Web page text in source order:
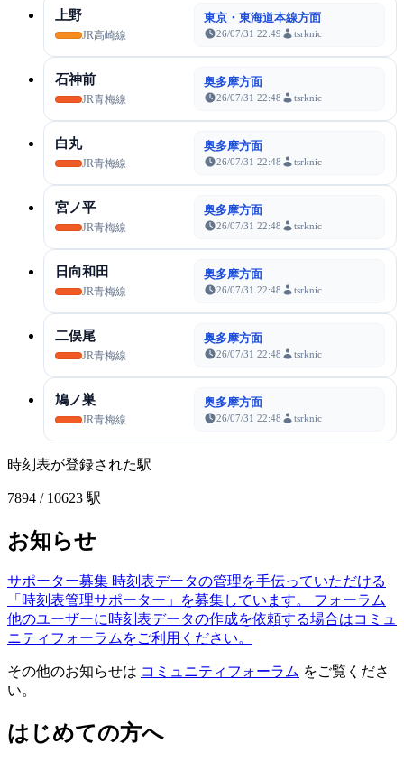
上野
JR高崎線
東京・東海道本線方面
26/07/31 22:49 tsrknic
石神前
JR青梅線
奥多摩方面
26/07/31 22:48 tsrknic
白丸
JR青梅線
奥多摩方面
26/07/31 22:48 tsrknic
宮ノ平
JR青梅線
奥多摩方面
26/07/31 22:48 tsrknic
日向和田
JR青梅線
奥多摩方面
26/07/31 22:48 tsrknic
二俣尾
JR青梅線
奥多摩方面
26/07/31 22:48 tsrknic
鳩ノ巣
JR青梅線
奥多摩方面
26/07/31 22:48 tsrknic
時刻表が登録された駅
7894 / 10623 駅
お知らせ
サポーター募集 時刻表データの管理を手伝っていただける
「時刻表管理サポーター」を募集しています。
フォーラム
他のユーザーに時刻表データの作成を依頼する場合はコミュ
ニティフォーラムをご利用ください。
その他のお知らせは コミュニティフォーラム をご覧くださ
い。
はじめての方へ